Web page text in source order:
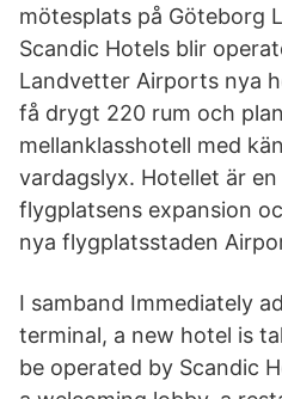
mötesplats på Göteborg
Scandic Hotels blir
Landvetter Airports nya
få drygt 220 rum och
mellanklasshotell med
vardagslyx. Hotellet är
flygplatsens expansion
nya flygplatsstaden
I samband Immediately
terminal, a new hotel is
be operated by Scandic